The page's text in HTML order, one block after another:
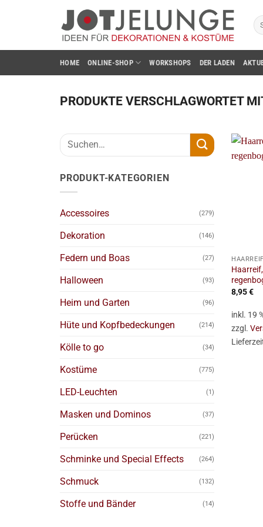
HOME ONLINE-SHOP WORKSHOPS DER LADEN
PRODUKTE VERSCHLAGWORTET
Suchen
PRODUKT-KATEGORIEN
Accessoires (279)
Dekoration (146)
Federn und Boas (27)
Halloween (93)
Heim und Garten (96)
Hüte und Kopfbedeckungen (214)
Kölle to go (34)
Kostüme (775)
LED-Leuchten (1)
Masken und Dominos (37)
Perücken (221)
Schminke und Special Effects (264)
Schmuck (132)
Stoffe und Bänder (14)
8,95€
inkl. 19
zzgl.